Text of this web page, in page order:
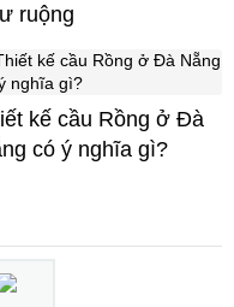
ruộng
kế cầu Rồng ở Đà
có ý nghĩa gì?